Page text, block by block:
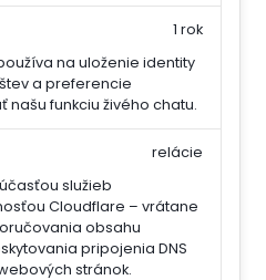
na uloženie identity
a preferencie
našu funkciu živého chatu.
1 rok
služieb
Cloudflare – vrátane
obsahu
pripojenia DNS
stránok.
relácie